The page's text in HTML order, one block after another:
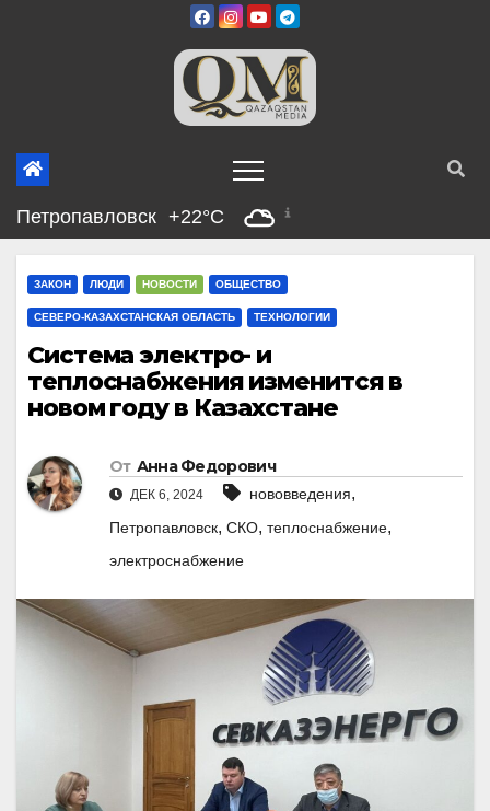
Петропавловск +22°C
ЗАКОН ЛЮДИ НОВОСТИ ОБЩЕСТВО
СЕВЕРО-КАЗАХСТАНСКАЯ ОБЛАСТЬ ТЕХНОЛОГИИ
Система электро- и
теплоснабжения изменится в
новом году в Казахстане
От Анна Федорович
ДЕК 6, 2024 нововведения,
Петропавловск, СКО, теплоснабжение,
электроснабжение